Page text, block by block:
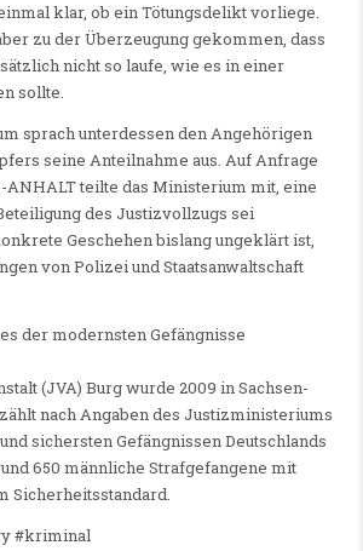
klar, ob ein Tötungsdelikt vorliege.
zu der Überzeugung gekommen, dass
nicht so laufe, wie es in einer
sollte.
sprach unterdessen den Angehörigen
seine Anteilnahme aus. Auf Anfrage
ANHALT teilte das Ministerium mit, eine
des Justizvollzugs sei
Geschehen bislang ungeklärt ist,
von Polizei und Staatsanwaltschaft
der modernsten Gefängnisse
(JVA) Burg wurde 2009 in Sachsen-
nach Angaben des Justizministeriums
sichersten Gefängnissen Deutschlands
650 männliche Strafgefangene mit
Sicherheitsstandard.
#kriminal